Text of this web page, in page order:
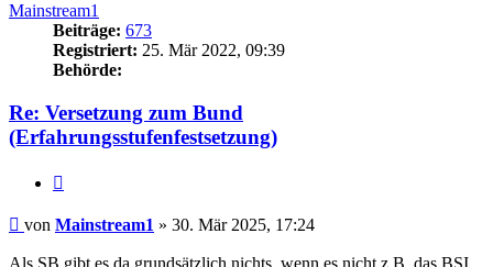
Mainstream1
Beiträge: 673
Registriert: 25. Mär 2022, 09:39
Behörde:
Re: Versetzung zum Bund
(Erfahrungsstufenfestsetzung)
Beitrag
von Mainstream1 » 30. Mär 2025, 17:24
Als SB gibt es da grundsätzlich nichts, wenn es nicht z.B. das BSI